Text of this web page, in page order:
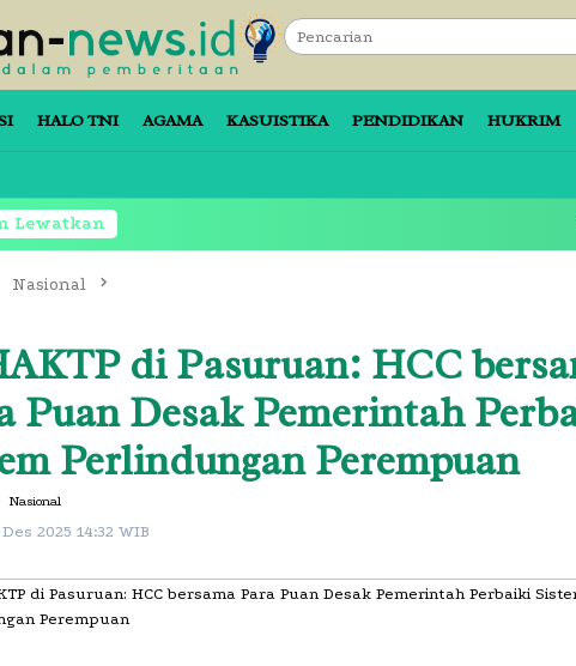
HALO TNI AGAMA KASUISTIKA PENDIDIKAN HUKRIM
Lewatkan Masih
Nasional
di Pasuruan: HCC
Puan Desak Pemerintah
Perlindungan Perempuan
Nasional
2025 14:32 WIB